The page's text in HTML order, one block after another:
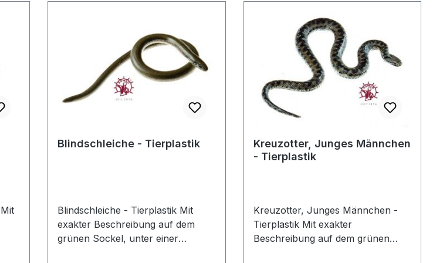
Blindschleiche - Tierplastik
Blindschleiche - Tierplastik Mit
exakter Beschreibung auf dem
grünen Sockel, unter einer
Kreuzotter, Junges Männchen
- Tierplastik
Kreuzotter, Junges Männchen -
Tierplastik Mit exakter
Beschreibung auf dem grünen